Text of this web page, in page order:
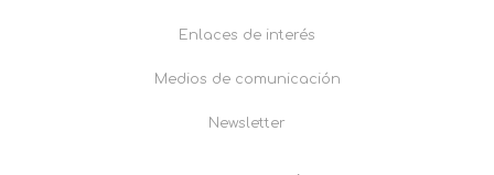
Enlaces de interés
Medios de comunicación
Newsletter